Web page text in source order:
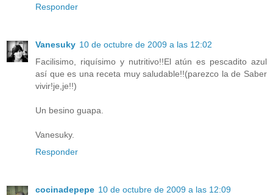
Responder
Vanesuky 10 de octubre de 2009 a las 12:02
Facilisimo, riquísimo y nutritivo!!El atún es pescadito azul
así que es una receta muy saludable!!(parezco la de Saber
vivir!je,je!!)
Un besino guapa.
Vanesuky.
Responder
cocinadepepe 10 de octubre de 2009 a las 12:09